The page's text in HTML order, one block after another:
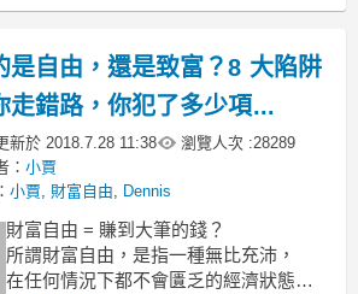
是自由，還是致富？8 大陷阱
走錯路，你犯了多少項...
新於 2018.7.28 11:38 瀏覽人次 :28289
： 小賈
小賈, 財富自由, Dennis
財富自由 = 賺到大筆的錢？
所謂財富自由，是指一種無比充沛，
在任何情況下都不會匱乏的經濟狀態。